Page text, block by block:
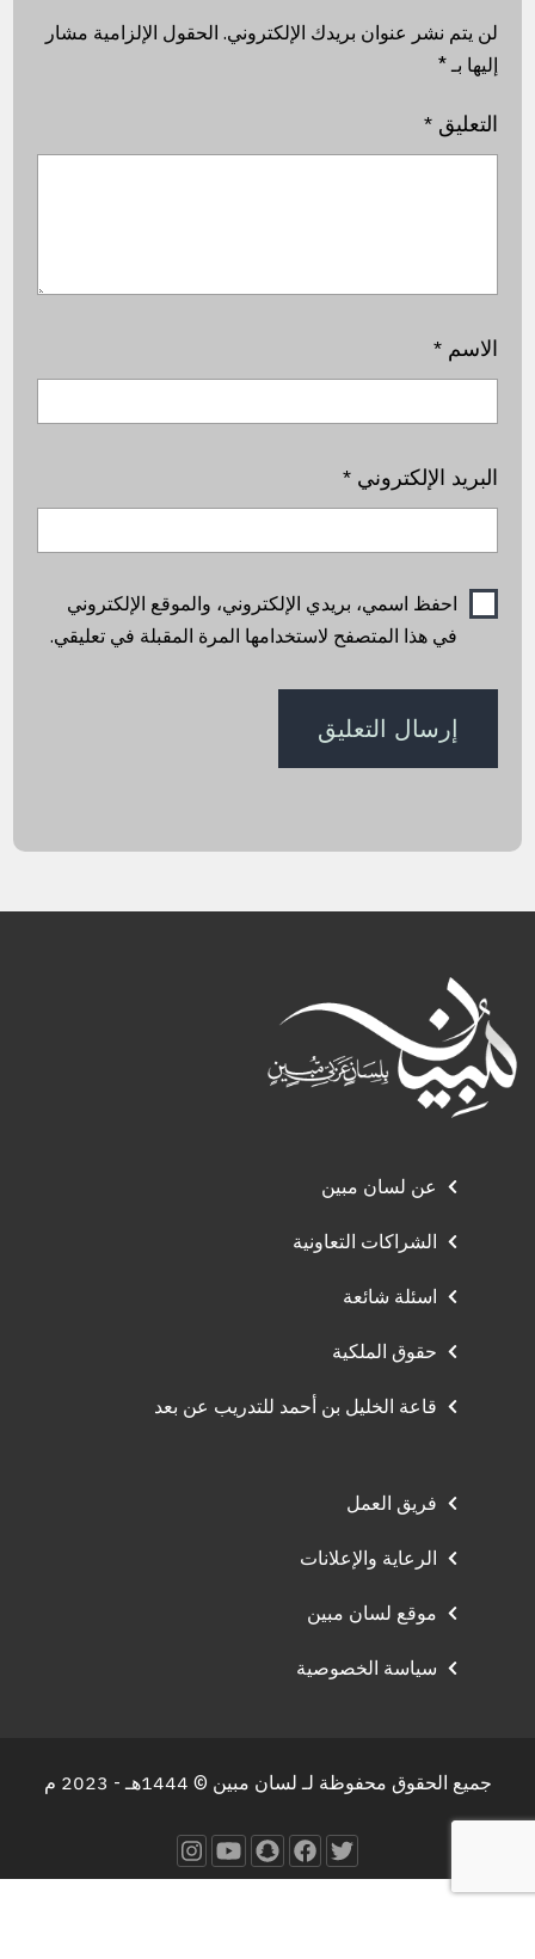
لن يتم نشر عنوان بريدك الإلكتروني. الحقول الإلزامية مشار
إليها بـ*
التعليق*
الاسم*
البريد الإلكتروني*
احفظ اسمي، بريدي الإلكتروني، والموقع الإلكتروني
في هذا المتصفح لاستخدامها المرة المقبلة في تعليقي.
عن لسان مبين
الشراكات التعاونية
اسئلة شائعة
حقوق الملكية
قاعة الخليل بن أحمد للتدريب عن بعد
فريق العمل
الرعاية والإعلانات
موقع لسان مبين
سياسة الخصوصية
جميع الحقوق محفوظة لـ لسان مبين © 1444هـ - 2023 م